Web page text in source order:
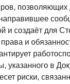
позволяющих
и создаёт для
и
указанного в
риски,